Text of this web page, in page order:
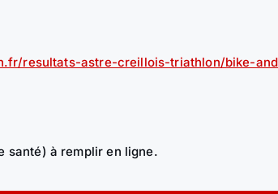
resultats-astre-creillois-triathlon/bike-
santé) à remplir en ligne.